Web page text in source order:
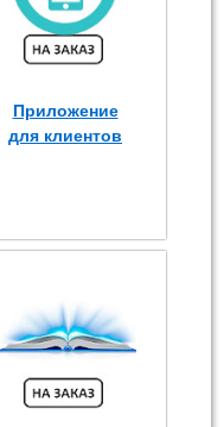
Приложение
для клиентов